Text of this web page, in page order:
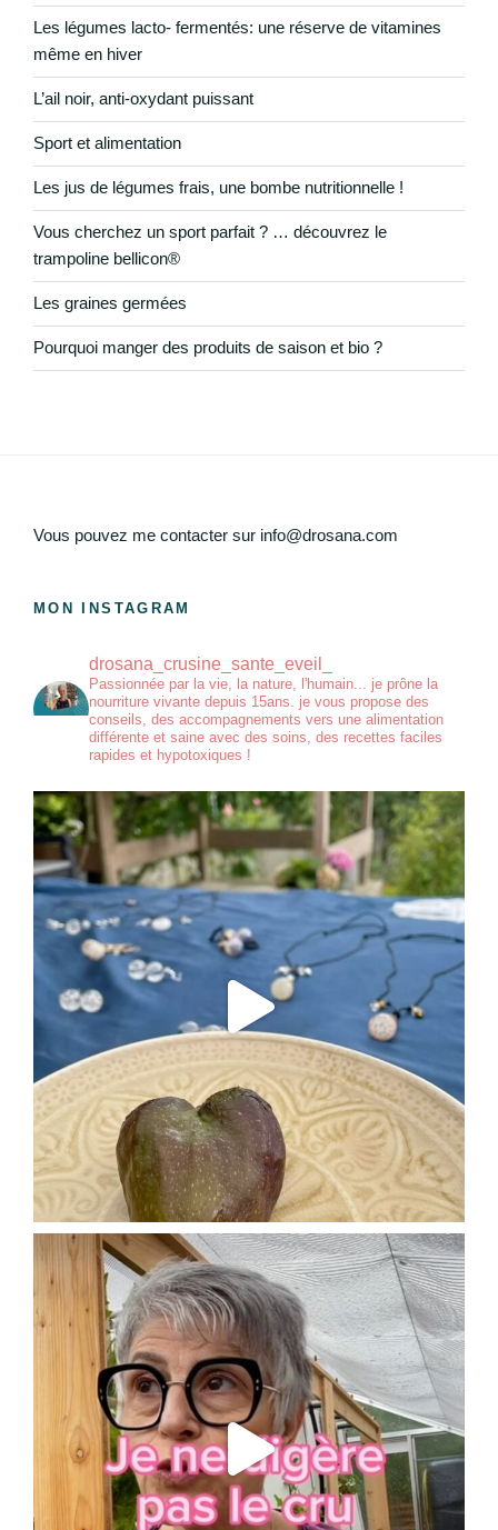
Les légumes lacto- fermentés: une réserve de vitamines
même en hiver
L’ail noir, anti-oxydant puissant
Sport et alimentation
Les jus de légumes frais, une bombe nutritionnelle !
Vous cherchez un sport parfait ? … découvrez le
trampoline bellicon®
Les graines germées
Pourquoi manger des produits de saison et bio ?
Vous pouvez me contacter sur info@drosana.com
MON INSTAGRAM
drosana_crusine_sante_eveil_
Passionnée par la vie, la nature, l'humain... je prône la
nourriture vivante depuis 15ans. je vous propose des
conseils, des accompagnements vers une alimentation
différente et saine avec des soins, des recettes faciles
rapides et hypotoxiques !